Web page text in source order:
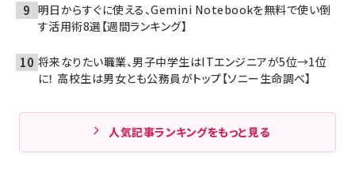
明日からすぐに使える、Gemini Notebookを無料で使い倒
す活用術8選【週間ランキング】
将来なりたい職業、男子中学生はITエンジニアが5位→1位
に！ 高校生は男女とも公務員がトップ【ソニー生命調べ】
人気記事ランキングをもっと見る